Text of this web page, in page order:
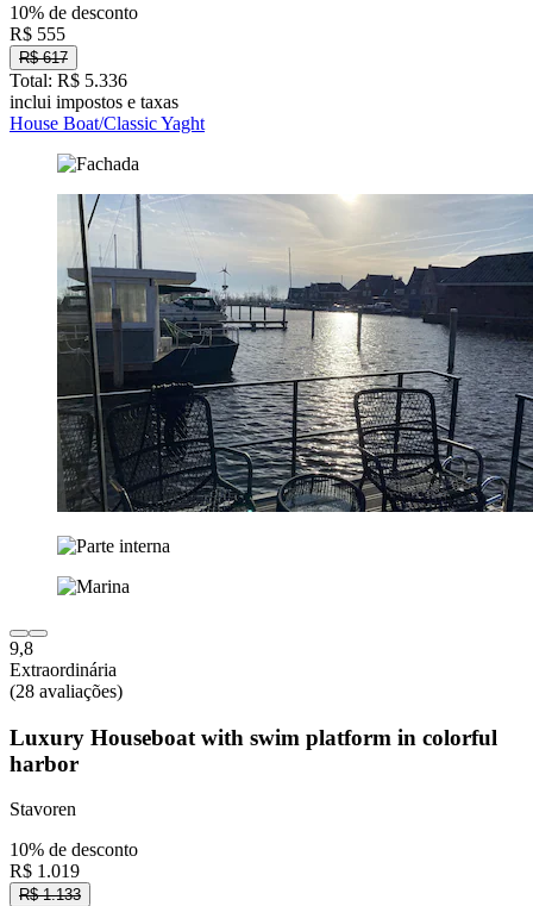
10% de desconto
R$ 555
R$ 617
Total: R$ 5.336
inclui impostos e taxas
House Boat/Classic Yaght
9,8
Extraordinária
(28 avaliações)
Luxury Houseboat with swim platform in colorful
harbor
Stavoren
10% de desconto
R$ 1.019
R$ 1.133